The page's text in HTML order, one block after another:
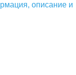
описание и